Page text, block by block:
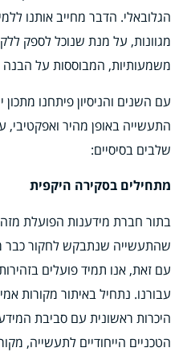
הגלובאלי. הדבר מחייב אותנו
מגוונות, על מנת שנוכל לספק
משמעותיות, המבוססות על הבנה
עם השנים והניסיון פיתחנו
התעשייה באופן מהיר
שלבים בסיסיים:
מתחילים בסקירה היקפית
בתור חברת מידענות הפועלת מזה
שהתעשייה שנתבקש לחקור כבר
עם זאת, אנו תמיד פועלים
עבורנו. נתחיל באיתור מקורות
היכרות ראשונית עם סביבת
הטכניים הייחודיים לתעשייה,